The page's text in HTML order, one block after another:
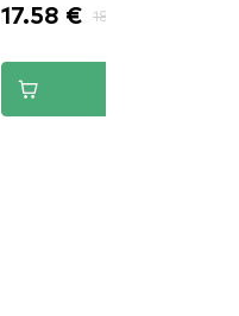
17.58 € 18.50 €